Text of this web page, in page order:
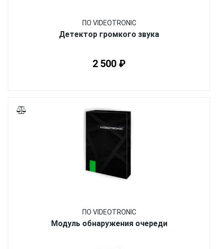
ПО VIDEOTRONIC
Детектор громкого звука
2 500 ₽
ПО VIDEOTRONIC
Модуль обнаружения очереди